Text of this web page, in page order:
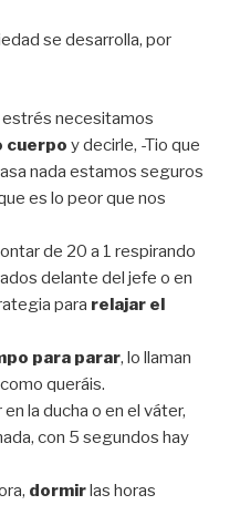
se desarrolla, por
estrés necesitamos
cuerpo y decirle, -Tio que
nada estamos seguros
es lo peor que nos
de 20 a 1 respirando
delante del jefe o en
para relajar el
para parar, lo llaman
queráis.
la ducha o en el váter,
con 5 segundos hay
dormirlas horas